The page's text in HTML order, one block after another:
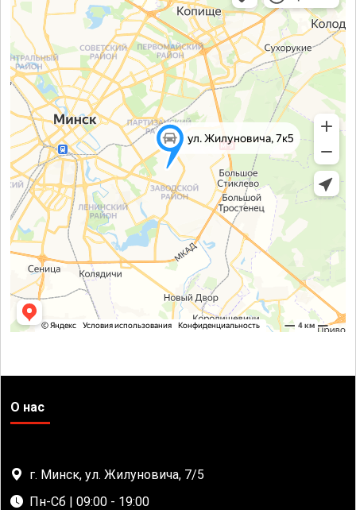
О нас
г. Минск, ул. Жилуновича, 7/5
Пн-Сб | 09:00 - 19:00